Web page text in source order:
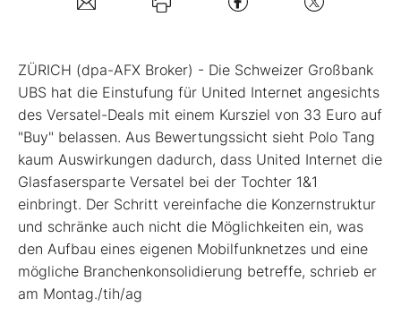
ZÜRICH (dpa-AFX Broker) - Die Schweizer Großbank
UBS hat die Einstufung für United Internet angesichts
des Versatel-Deals mit einem Kursziel von 33 Euro auf
"Buy" belassen. Aus Bewertungssicht sieht Polo Tang
kaum Auswirkungen dadurch, dass United Internet die
Glasfasersparte Versatel bei der Tochter 1&1
einbringt. Der Schritt vereinfache die Konzernstruktur
und schränke auch nicht die Möglichkeiten ein, was
den Aufbau eines eigenen Mobilfunknetzes und eine
mögliche Branchenkonsolidierung betreffe, schrieb er
am Montag./tih/ag